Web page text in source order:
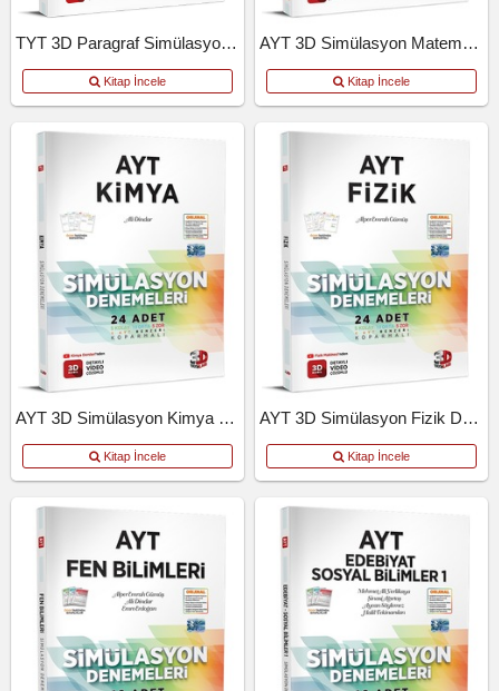
TYT 3D Paragraf Simülasyon Denemeleri
Kitap İncele
AYT 3D Simülasyon Matematik Denemeleri
Kitap İncele
AYT 3D Simülasyon Kimya Denemeleri
Kitap İncele
AYT 3D Simülasyon Fizik Denemeleri
Kitap İncele